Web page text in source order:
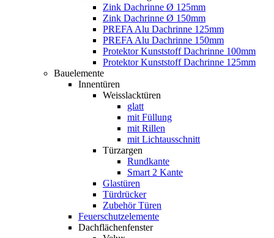
Zink Dachrinne Ø 125mm
Zink Dachrinne Ø 150mm
PREFA Alu Dachrinne 125mm
PREFA Alu Dachrinne 150mm
Protektor Kunststoff Dachrinne 100mm
Protektor Kunststoff Dachrinne 125mm
Bauelemente
Innentüren
Weisslacktüren
glatt
mit Füllung
mit Rillen
mit Lichtausschnitt
Türzargen
Rundkante
Smart 2 Kante
Glastüren
Türdrücker
Zubehör Türen
Feuerschutzelemente
Dachflächenfenster